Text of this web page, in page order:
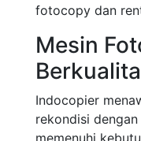
fotocopy dan
Mesin
Indocopier
rekondisi